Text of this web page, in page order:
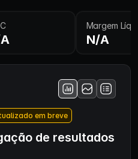
Margem
N/A
em breve
de resultados